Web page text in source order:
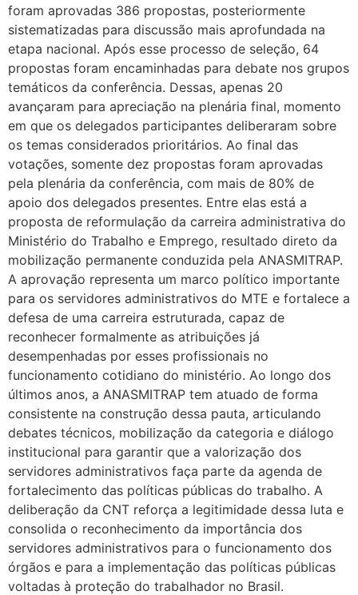
foram aprovadas 386 propostas, posteriormente
sistematizadas para discussão mais aprofundada na
etapa nacional. Após esse processo de seleção, 64
propostas foram encaminhadas para debate nos grupos
temáticos da conferência. Dessas, apenas 20
avançaram para apreciação na plenária final, momento
em que os delegados participantes deliberaram sobre
os temas considerados prioritários. Ao final das
votações, somente dez propostas foram aprovadas
pela plenária da conferência, com mais de 80% de
apoio dos delegados presentes. Entre elas está a
proposta de reformulação da carreira administrativa do
Ministério do Trabalho e Emprego, resultado direto da
mobilização permanente conduzida pela ANASMITRAP.
A aprovação representa um marco político importante
para os servidores administrativos do MTE e fortalece a
defesa de uma carreira estruturada, capaz de
reconhecer formalmente as atribuições já
desempenhadas por esses profissionais no
funcionamento cotidiano do ministério. Ao longo dos
últimos anos, a ANASMITRAP tem atuado de forma
consistente na construção dessa pauta, articulando
debates técnicos, mobilização da categoria e diálogo
institucional para garantir que a valorização dos
servidores administrativos faça parte da agenda de
fortalecimento das políticas públicas do trabalho. A
deliberação da CNT reforça a legitimidade dessa luta e
consolida o reconhecimento da importância dos
servidores administrativos para o funcionamento dos
órgãos e para a implementação das políticas públicas
voltadas à proteção do trabalhador no Brasil.